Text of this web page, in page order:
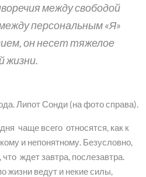
между свободой
персональным «Я»
он несет тяжелое
жизни.
Липот Сонди (на фото справа).
чаще всего относятся, как к
и непонятному. Безусловно,
ждет завтра, послезавтра.
жизни ведут и некие силы,